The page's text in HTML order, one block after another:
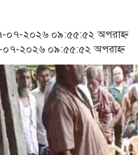
মাছ ধরতে গিয়ে পানিতে
গ্রেপ্তার, আড়াই কেজি গাঁজা
মত চালু হলো শিশুদের সফট
গ্রেফতার ১৪
২০২৬ ০৯:৫৫:৫২ অপরাহ্ন
২০২৬ ০৯:৫৫:৫২ অপরাহ্ন